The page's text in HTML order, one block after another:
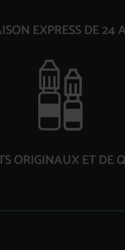
EXPRESS DE 24
ORIGINAUX ET DE